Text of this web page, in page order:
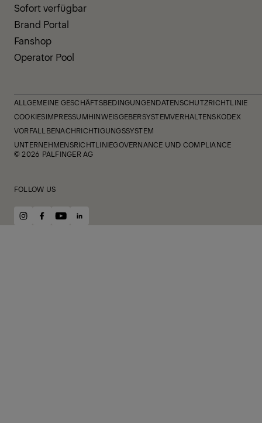
Sofort verfügbar
Brand Portal
Fanshop
Operator Pool
ALLGEMEINE GESCHÄFTSBEDINGUNGENDATENSCHUTZRICHTLINIE
COOKIESIMPRESSUMHINWEISGEBERSYSTEMVERHALTENSKODEX
VORFALLBENACHRICHTIGUNGSSYSTEM
UNTERNEHMENSRICHTLINIEGOVERNANCE UND COMPLIANCE
© 2026 PALFINGER AG
FOLLOW US
instagram
facebook
youtubelinkedin